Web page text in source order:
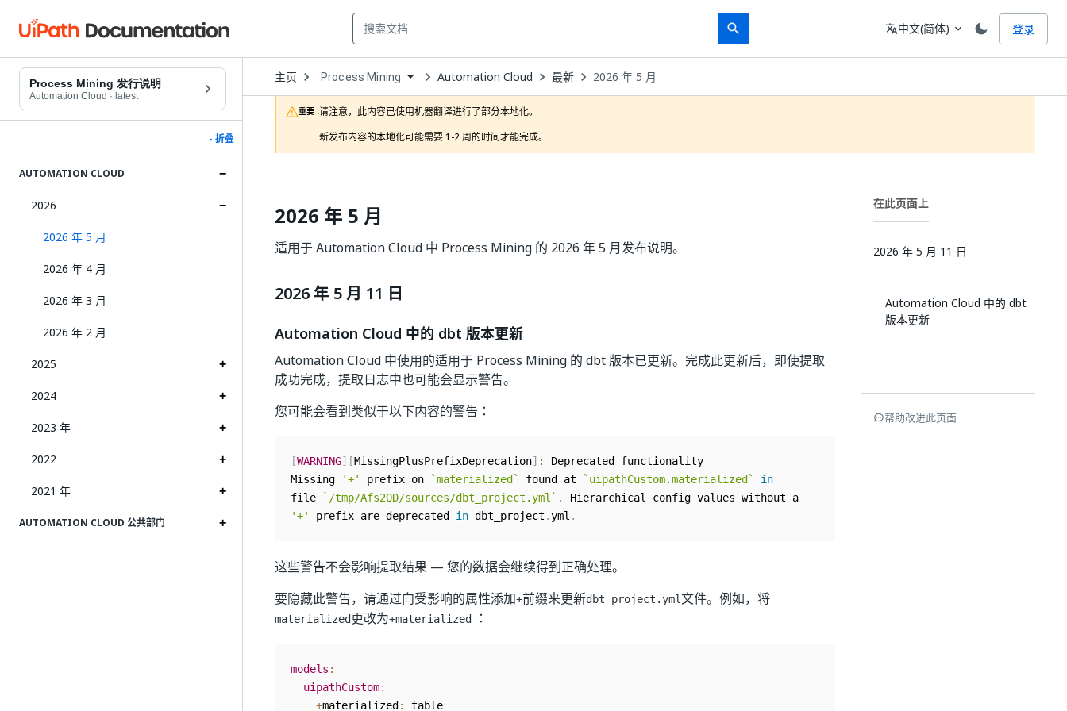
search
Search 语言
translate中文(简体) expand_more 登录
Process Mining 发行说明
Automation Cloud · latest
- 折叠
AUTOMATION CLOUD
2026
2026 年 5 月
2026 年 4 月
2026 年 3 月
2026 年 2 月
2025
2024
2023 年
2022
2021 年
AUTOMATION CLOUD 公共部门
主页 Open
Dropdown
to
choose
product
Process Mining Automation Cloud 最新 2026 年 5 月
重要 :请注意，此内容已使用机器翻译进行了部分本地化。
新发布内容的本地化可能需要 1-2 周的时间才能完成。
2026 年 5 月
适用于 Automation Cloud 中 Process Mining 的 2026 年 5 月发布说明。
2026 年 5 月 11 日
Automation Cloud 中的 dbt 版本更新
Automation Cloud 中使用的适用于 Process Mining 的 dbt 版本已更新。完成此更新后，即使提取
成功完成，提取日志中也可能会显示警告。
您可能会看到类似于以下内容的警告：
[WARNING] [MissingPlusPrefixDeprecation] :
Deprecated functionality
Missing
'+' prefix on `materialized ` found at ` uipathCustom.materialized `
in
file
` /tmp/Afs2QD/sources/dbt_project.yml ` .
'+'
prefix are deprecated in dbt_project .yml .
这些警告不会影响提取结果 — 您的数据会继续得到正确处理。
要隐藏此警告，请通过向受影响的属性添加+前缀来更新dbt_project.yml文件。例如，将
materialized更改为+materialized ：
models :
uipathCustom:
+materialized :
在此页面上
2026 年 5 月 11 日
Automation Cloud 中的 dbt
版本更新
帮助改进此页面